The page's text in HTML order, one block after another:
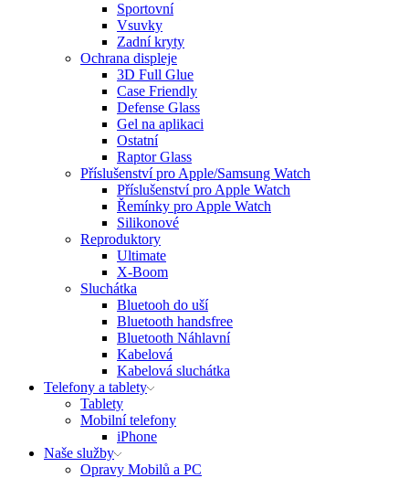
Sportovní
Vsuvky
Zadní kryty
Ochrana displeje
3D Full Glue
Case Friendly
Defense Glass
Gel na aplikaci
Ostatní
Raptor Glass
Příslušenství pro Apple/Samsung Watch
Příslušenství pro Apple Watch
Řemínky pro Apple Watch
Silikonové
Reproduktory
Ultimate
X-Boom
Sluchátka
Bluetooh do uší
Bluetooth handsfree
Bluetooth Náhlavní
Kabelová
Kabelová sluchátka
Telefony a tablety
Tablety
Mobilní telefony
iPhone
Naše služby
Opravy Mobilů a PC